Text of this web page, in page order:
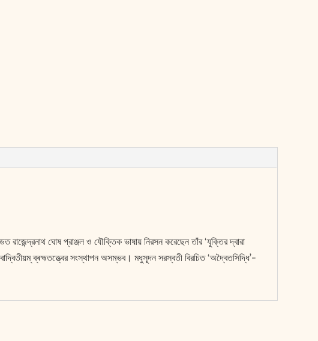
ঘোষ প্রাঞ্জল ও যৌক্তিক ভাষায় নিরসন করেছেন তাঁর ‘যুক্তির দ্বারা
ব্ৰহ্মতত্ত্বের সংস্থাপন অসম্ভব। মধুসূদন সরস্বতী বিরচিত ‘অদ্বৈতসিদ্ধি’-